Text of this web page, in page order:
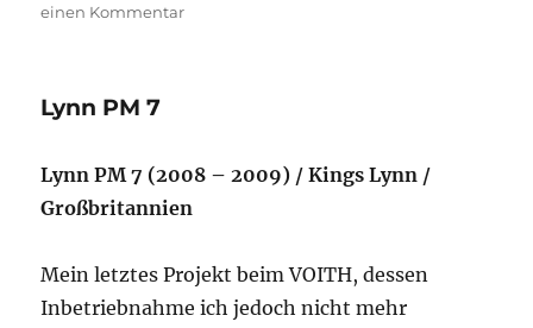
am
einen Kommentarzu
Lynn PM 7
Lynn PM 7 (2008 – 2009) / Kings Lynn /
Großbritannien
Mein letztes Projekt beim VOITH, dessen
Inbetriebnahme ich jedoch nicht mehr